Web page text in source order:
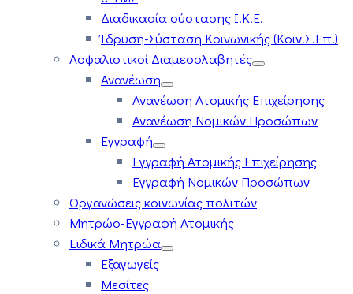
Διαδικασία σύστασης Ι.Κ.Ε.
Ίδρυση-Σύσταση Κοινωνικής (Κοιν.Σ.Επ.)
Ασφαλιστικοί Διαμεσολαβητές
Ανανέωση
Ανανέωση Ατομικής Επιχείρησης
Ανανέωση Νομικών Προσώπων
Εγγραφή
Εγγραφή Ατομικής Επιχείρησης
Εγγραφή Νομικών Προσώπων
Οργανώσεις κοινωνίας πολιτών
Μητρώο-Εγγραφή Ατομικής
Ειδικά Μητρώα
Εξαγωγείς
Μεσίτες